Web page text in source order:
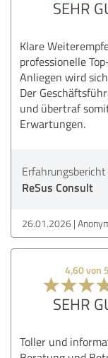
SEHR
Klare
professionelle
Anliegen wird
Der
und übertraf
Erwartungen.
ReSus Consult
26.01.2026
4,60 von 5
SEHR
Toller und